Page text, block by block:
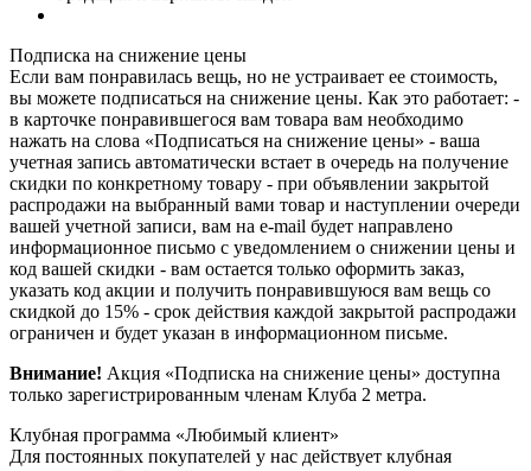
Подписка на снижение цены
Если вам понравилась вещь, но не устраивает ее стоимость,
вы можете подписаться на снижение цены. Как это работает: -
в карточке понравившегося вам товара вам необходимо
нажать на слова «Подписаться на снижение цены» - ваша
учетная запись автоматически встает в очередь на получение
скидки по конкретному товару - при объявлении закрытой
распродажи на выбранный вами товар и наступлении очереди
вашей учетной записи, вам на e-mail будет направлено
информационное письмо с уведомлением о снижении цены и
код вашей скидки - вам остается только оформить заказ,
указать код акции и получить понравившуюся вам вещь со
скидкой до 15% - срок действия каждой закрытой распродажи
ограничен и будет указан в информационном письме.
Внимание! Акция «Подписка на снижение цены» доступна
только зарегистрированным членам Клуба 2 метра.
Клубная программа «Любимый клиент»
Для постоянных покупателей у нас действует клубная